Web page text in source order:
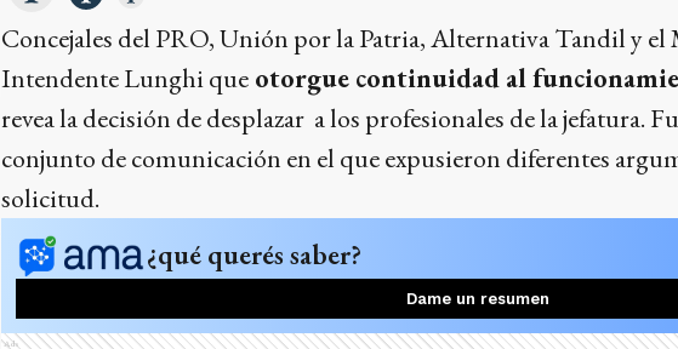
Concejales del PRO, Unión por la Patria, Alternativa Tandil y
Intendente Lunghi que otorgue continuidad al
revea la decisión de desplazar a los profesionales de la jefatura.
conjunto de comunicación en el que expusieron diferentes
solicitud.
¿qué querés saber?
Dame un resumen
Ads